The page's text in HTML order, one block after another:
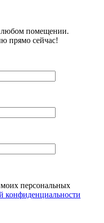
любом помещении.
прямо сейчас!
персональных
конфиденциальности